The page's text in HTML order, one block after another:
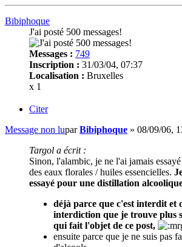
Bibiphoque
J'ai posté 500 messages!
Messages : 749
Inscription : 31/03/04, 07:37
Localisation : Bruxelles
x 1
Citer
Message non luparBibiphoque » 08/09/06,
Targol a écrit :
Sinon, l'alambic, je ne l'ai jamais
des eaux florales / huiles essencielles.
essayé pour une distillation
déjà parce que c'est interdit et
interdiction que je trouve plus
qui fait l'objet de ce post,
ensuite parce que je ne suis pas